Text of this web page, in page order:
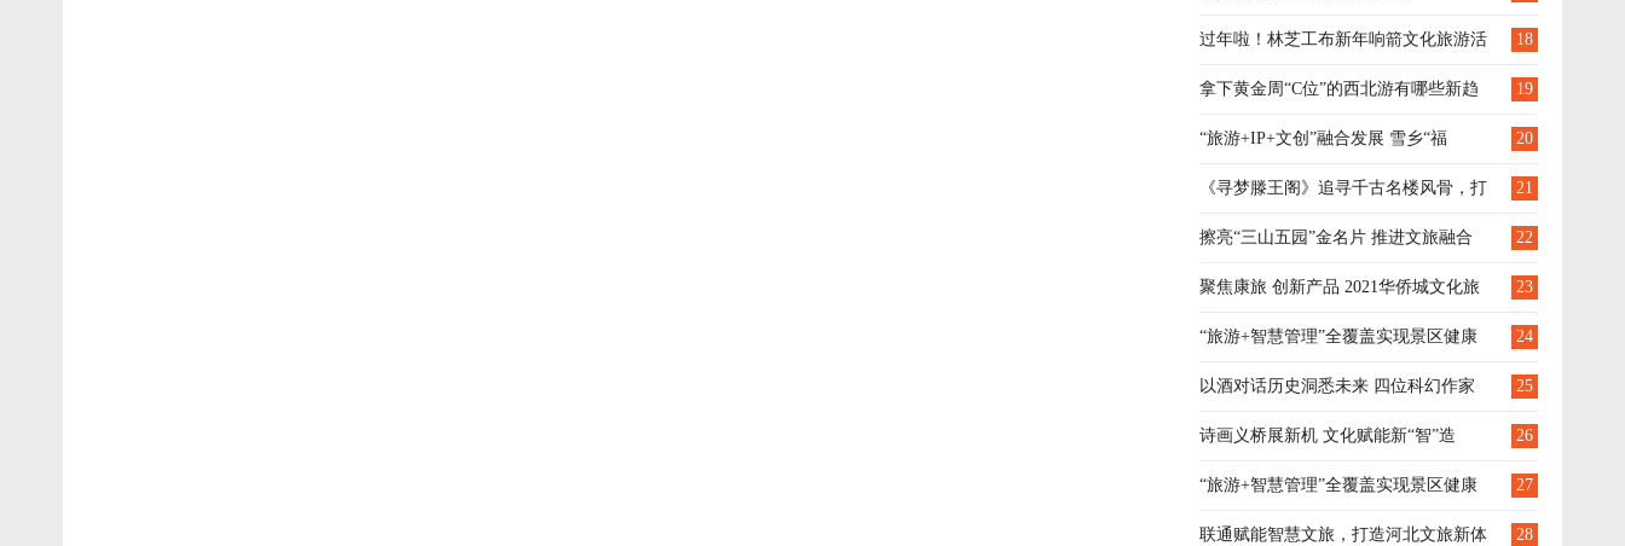
述 18
过年啦！林芝工布新年响箭文化旅游活
动热闹非凡！ 19
拿下黄金周“C位”的西北游有哪些新趋
势？腾讯在这场会上回答了 20
“旅游+IP+文创”融合发展 雪乡“福
鹿”喜迎八方游客 21
《寻梦滕王阁》追寻千古名楼风骨，打
造中华文化会客厅 22
擦亮“三山五园”金名片 推进文旅融合
深度发展 23
聚焦康旅 创新产品 2021华侨城文化旅
游节云南区域正式启动 24
“旅游+智慧管理”全覆盖实现景区健康
有序发展 25
以酒对话历史洞悉未来 四位科幻作家
为国窖1573联合创作科幻小说集《一五七三》
26
诗画义桥展新机 文化赋能新“智”造
27
“旅游+智慧管理”全覆盖实现景区健康
有序发展 28
联通赋能智慧文旅，打造河北文旅新体